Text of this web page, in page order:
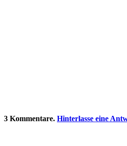
3 Kommentare. Hinterlasse eine